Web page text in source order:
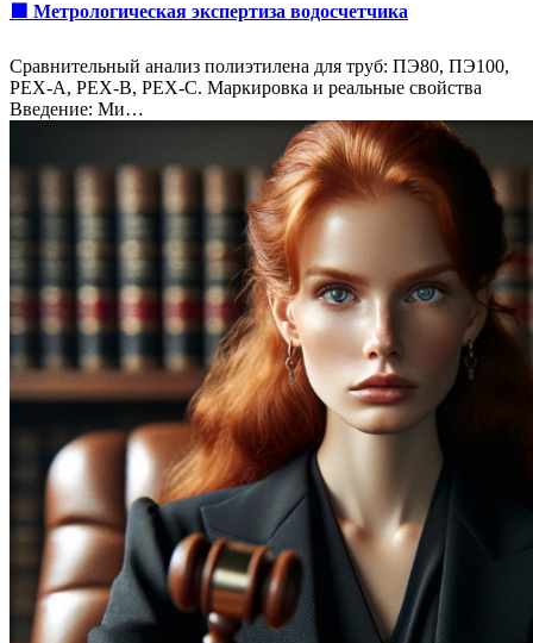
🟩 Метрологическая экспертиза водосчетчика
Сравнительный анализ полиэтилена для труб: ПЭ80, ПЭ100,
PEX-A, PEX-B, PEX-C. Маркировка и реальные свойства
Введение: Ми…